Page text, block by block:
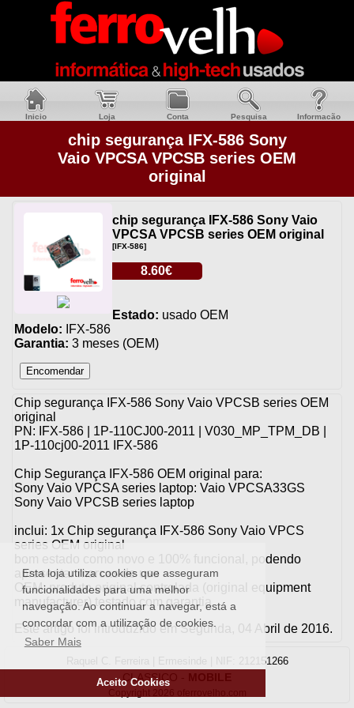
Esta loja utiliza cookies que asseguram
funcionalidades para uma melhor
navegação. Ao continuar a navegar, está a
concordar com a utilização de cookies.
Saber Mais
Aceito Cookies
Inicio Loja Conta Pesquisa Informacão
chip segurança IFX-586 Sony
Vaio VPCSA VPCSB series OEM
original
chip segurança IFX-586 Sony Vaio
VPCSA VPCSB series OEM original
[IFX-586]
8.60€
Estado: usado OEM
Modelo: IFX-586
Garantia: 3 meses (OEM)
Chip segurança IFX-586 Sony Vaio VPCSB series OEM
original
PN: IFX-586 | 1P-110CJ00-2011 | V030_MP_TPM_DB |
1P-110cj00-2011 IFX-586
Chip Segurança IFX-586 OEM original para:
Sony Vaio VPCSA series laptop: Vaio VPCSA33GS
Sony Vaio VPCSB series laptop
inclui: 1x Chip segurança IFX-586 Sony Vaio VPCS
series OEM original
bom estado como novo e 100% funcional, podendo
apresentar marcas de uso
OEM: produto original controlada (original equipment
manufacturer) testado com garantia
Este artigo foi introduzido em Segunda, 04 Abril de 2016.
Raquel C. Ferreira | Ermesinde | NIF: 212151266
CLASSICO - MOBILE
Copyright 2026 oferrovelho.com